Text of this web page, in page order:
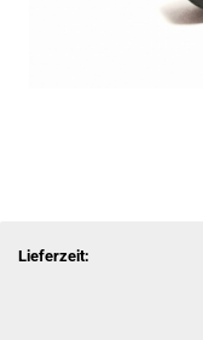
Lieferzeit: